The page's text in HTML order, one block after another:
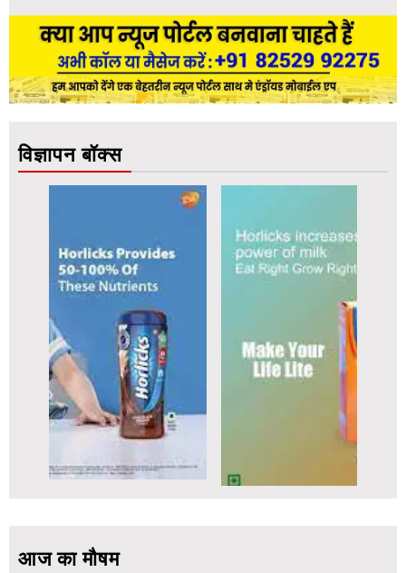
विज्ञापन बॉक्स
आज का मौषम